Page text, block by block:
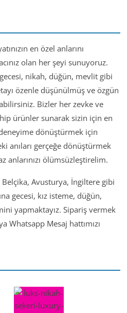
en özel anlarını
olan her şeyi sunuyoruz.
nikah, düğün, mevlit gibi
özenle düşünülmüş ve özgün
Bizler her zevke ve
ürünler sunarak sizin için en
dönüştürmek için
anıları gerçeğe dönüştürmek
anlarınızı ölümsüzleştirelim.
Avusturya, İngiltere gibi
gecesi, kız isteme, düğün,
yapmaktayız. Sipariş vermek
Whatsapp Mesaj hattımızı